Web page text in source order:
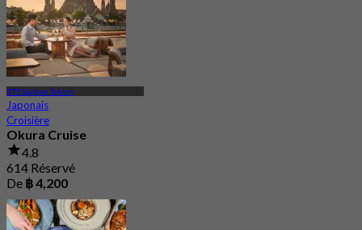
BTS Saphan Taksin
Japonais
Croisière
Okura Cruise
4.8
614 Réservé
De ฿ 4,200